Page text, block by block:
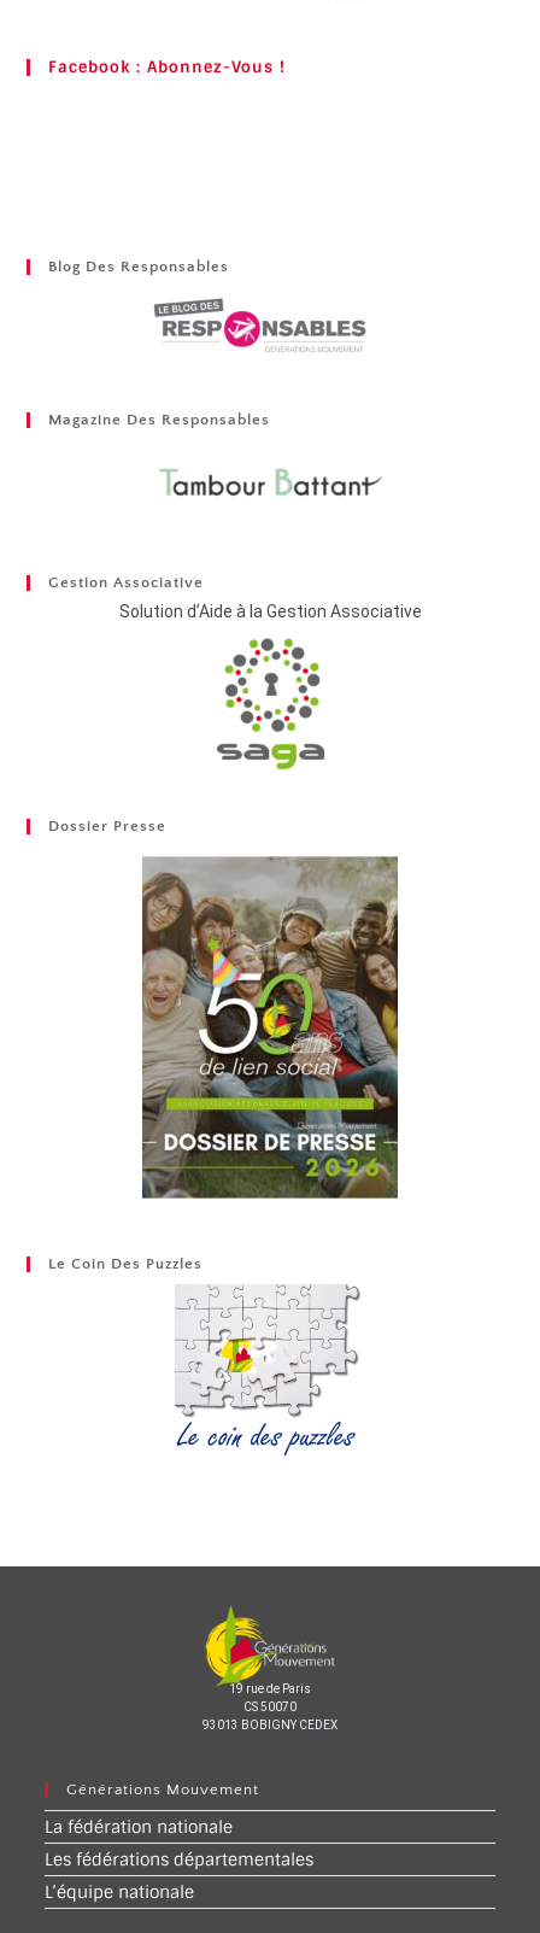
Facebook : Abonnez-Vous !
Blog Des Responsables
Magazine Des Responsables
Gestion Associative
Solution d’Aide à la Gestion Associative
Dossier Presse
Le Coin Des Puzzles
19 rue de Paris
CS 50070
93013 BOBIGNY CEDEX
Générations Mouvement
La fédération nationale
Les fédérations départementales
L’équipe nationale